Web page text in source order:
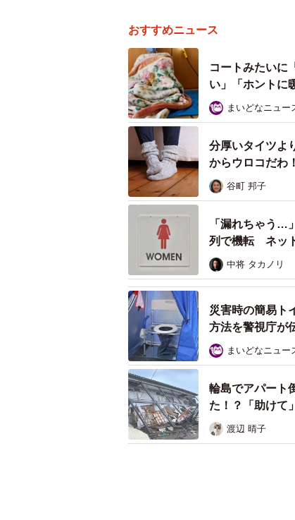
エンジンをかけたままに
実験では、何らかの対策をして
ました。「寝袋」や「毛布と使
でも「きついかな」と感じたそ
初に汗をかいて逆に冷えてしま
おすすめニュース
コートみたい
い」「ホントに
まいどなニュー
分厚いタイツよ
からウロコだわ
谷町 邦子
「漏れちゃう…
列で機転 ネッ
中将 タカノリ
災害時の簡易ト
方法を警視庁が
まいどなニュー
輪島でアパート
た！？「助けて
渡辺 晴子